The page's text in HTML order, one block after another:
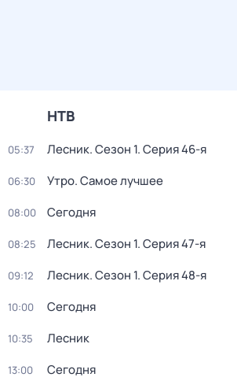
НТВ
05:37 Лесник. Сезон 1. Серия 46-я
06:30 Утро. Самое лучшее
08:00 Сегодня
08:25 Лесник. Сезон 1. Серия 47-я
09:12 Лесник. Сезон 1. Серия 48-я
10:00 Сегодня
10:35 Лесник
13:00 Сегодня